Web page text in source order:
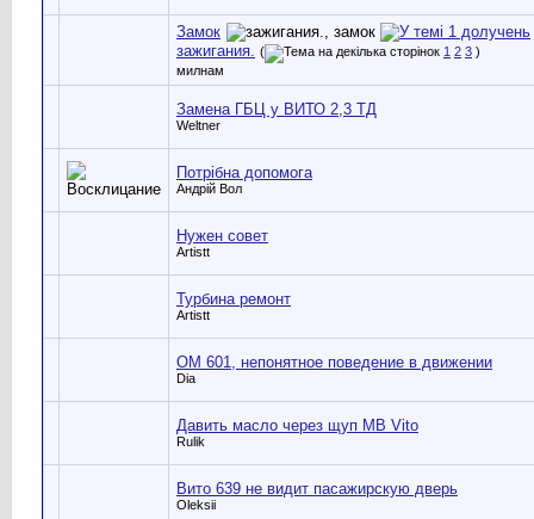
Замок
зажигания.
( 1 2 3 )
милнам
Замена ГБЦ у ВИТО 2,3 ТД
Weltner
Потрібна допомога
Андрій Вол
Нужен совет
Artistt
Турбина ремонт
Artistt
ОМ 601, непонятное поведение в движении
Dia
Давить масло через щуп MB Vito
Rulik
Вито 639 не видит пасажирскую дверь
Oleksii